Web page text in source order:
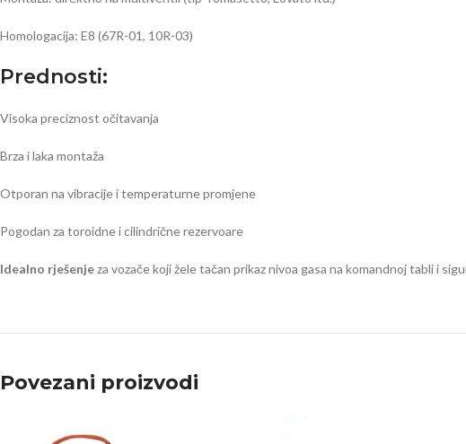
Homologacija: E8 (67R-01, 10R-03)
Prednosti:
Visoka preciznost očitavanja
Brza i laka montaža
Otporan na vibracije i temperaturne promjene
Pogodan za toroidne i cilindrične rezervoare
Idealno rješenjeza vozače koji žele tačan prikaz nivoa gasa na komandnoj tabli i
Povezani proizvodi